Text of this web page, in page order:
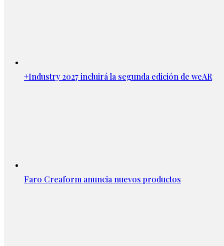
+Industry 2027 incluirá la segunda edición de weAR
Faro Creaform anuncia nuevos productos